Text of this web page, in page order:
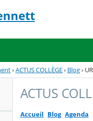
›ACTUS COLLÈGE› Blog›
ACTUS
Accueil Blog Agenda